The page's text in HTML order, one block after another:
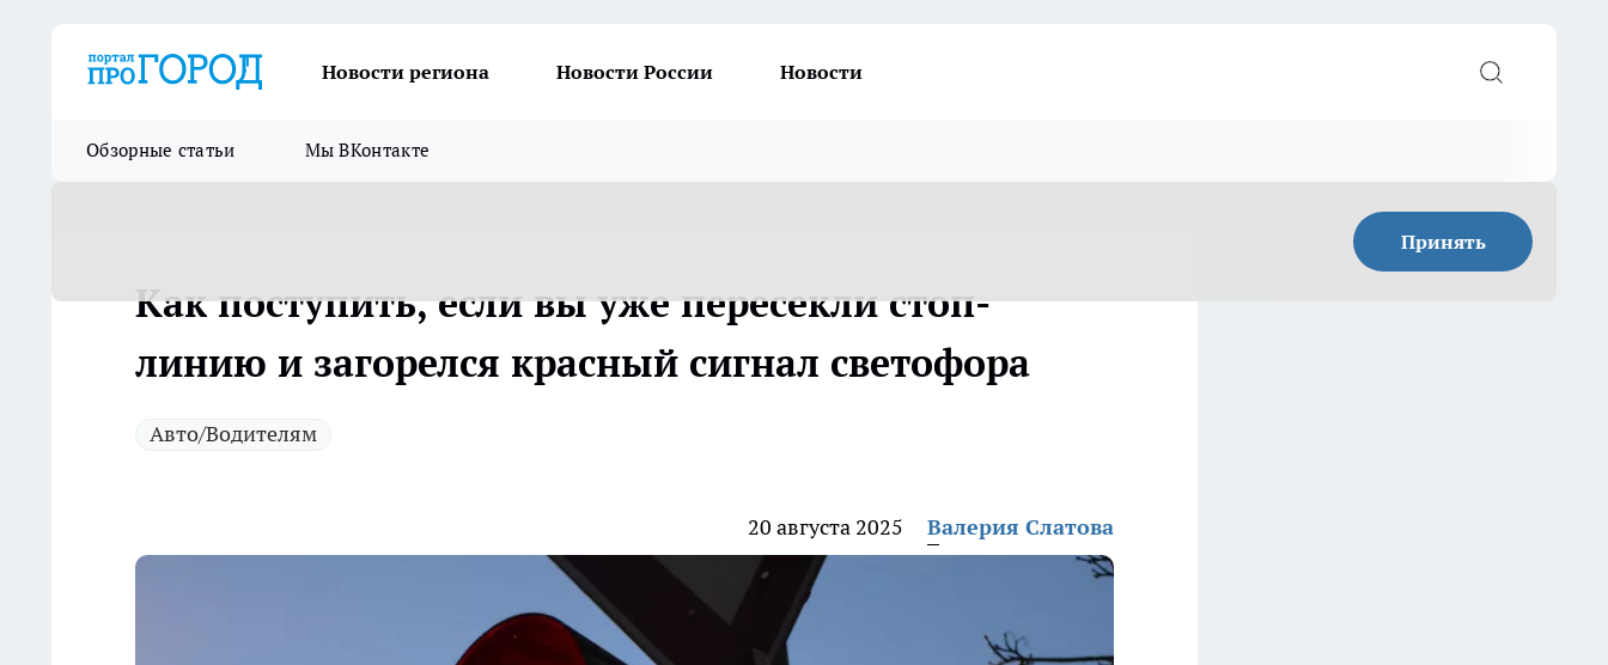
Новости региона Новости России Новости
Обзорные статьи Мы ВКонтакте
Принять
Как поступить, если вы уже пересекли стоп-
линию и загорелся красный сигнал светофора
Авто/Водителям
20 августа 2025 Валерия Слатова